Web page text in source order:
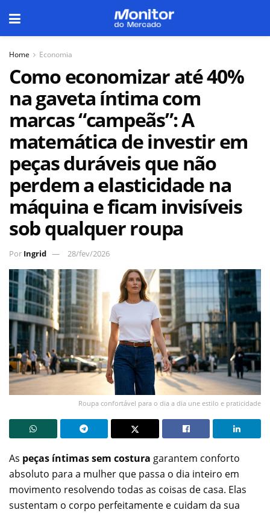
Home Economia
Como economizar até 40%
na gaveta íntima com
marcas “campeãs”: A
matemática de investir em
peças duráveis que não
perdem a elasticidade na
máquina e ficam invisíveis
sob qualquer roupa
Por Ingrid 28/fev/2026
Roupa confortável para o dia a dia une estilo e praticidade
As peças íntimas sem costura garantem conforto
absoluto para a mulher que passa o dia inteiro em
movimento resolvendo todas as coisas de casa. Elas
sustentam o corpo perfeitamente e cuidam da sua